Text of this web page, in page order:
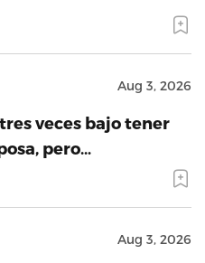
Aug 3, 2026
veces bajo tener
pero…
Aug 3, 2026